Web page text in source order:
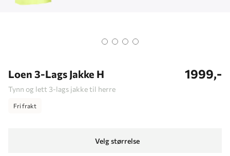
Loen 3-Lags Jakke H
Tynn og lett 3-lags jakke til herre
1999,-
Fri frakt
Velg størrelse